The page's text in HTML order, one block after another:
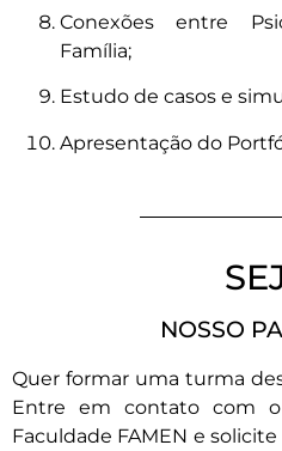
Conexões entre
Família;
Estudo de casos e
Apresentação do
NOSSO
Quer formar uma turma
Entre em contato com
Faculdade FAMEN e